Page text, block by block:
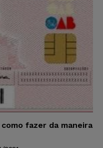
fazer da maneira